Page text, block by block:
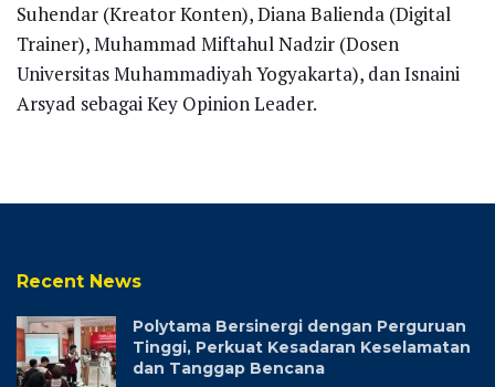
Suhendar (Kreator Konten), Diana Balienda (Digital
Trainer), Muhammad Miftahul Nadzir (Dosen
Universitas Muhammadiyah Yogyakarta), dan Isnaini
Arsyad sebagai Key Opinion Leader.
Recent News
Polytama Bersinergi dengan Perguruan
Tinggi, Perkuat Kesadaran Keselamatan
dan Tanggap Bencana